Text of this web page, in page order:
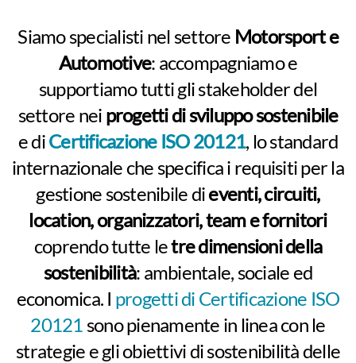
Siamo specialisti nel settore Motorsport e
Automotive: accompagniamo e
supportiamo tutti gli stakeholder del
settore nei progetti di sviluppo sostenibile
e diCertificazione ISO 20121, lo standard
internazionale che specifica i requisiti per la
gestione sostenibile dieventi, circuiti,
location, organizzatori, team e fornitori
coprendo tutte letre dimensioni della
sostenibilità: ambientale, sociale ed
economica. I progetti di Certificazione ISO
20121 sono pienamente in linea con le
strategie e gli obiettivi di sostenibilità delle